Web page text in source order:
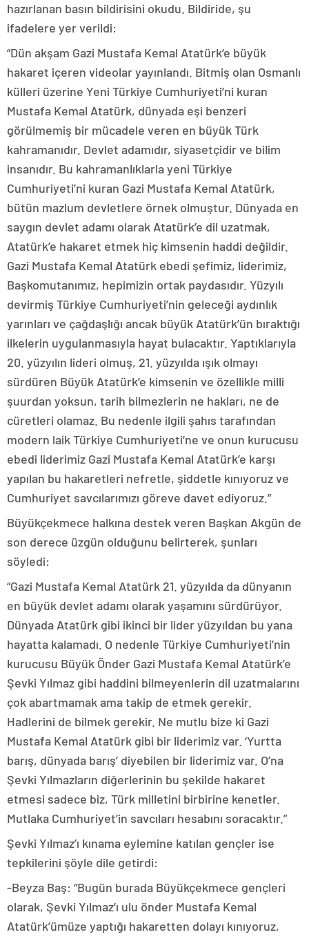
hazırlanan basın bildirisini okudu. Bildiride, şu
ifadelere yer verildi:
“Dün akşam Gazi Mustafa Kemal Atatürk’e büyük
hakaret içeren videolar yayınlandı. Bitmiş olan Osmanlı
külleri üzerine Yeni Türkiye Cumhuriyeti’ni kuran
Mustafa Kemal Atatürk, dünyada eşi benzeri
görülmemiş bir mücadele veren en büyük Türk
kahramanıdır. Devlet adamıdır, siyasetçidir ve bilim
insanıdır. Bu kahramanlıklarla yeni Türkiye
Cumhuriyeti’ni kuran Gazi Mustafa Kemal Atatürk,
bütün mazlum devletlere örnek olmuştur. Dünyada en
saygın devlet adamı olarak Atatürk’e dil uzatmak,
Atatürk’e hakaret etmek hiç kimsenin haddi değildir.
Gazi Mustafa Kemal Atatürk ebedi şefimiz, liderimiz,
Başkomutanımız, hepimizin ortak paydasıdır. Yüzyılı
devirmiş Türkiye Cumhuriyeti’nin geleceği aydınlık
yarınları ve çağdaşlığı ancak büyük Atatürk’ün bıraktığı
ilkelerin uygulanmasıyla hayat bulacaktır. Yaptıklarıyla
20. yüzyılın lideri olmuş, 21. yüzyılda ışık olmayı
sürdüren Büyük Atatürk’e kimsenin ve özellikle milli
şuurdan yoksun, tarih bilmezlerin ne hakları, ne de
cüretleri olamaz. Bu nedenle ilgili şahıs tarafından
modern laik Türkiye Cumhuriyeti’ne ve onun kurucusu
ebedi liderimiz Gazi Mustafa Kemal Atatürk’e karşı
yapılan bu hakaretleri nefretle, şiddetle kınıyoruz ve
Cumhuriyet savcılarımızı göreve davet ediyoruz.”
Büyükçekmece halkına destek veren Başkan Akgün de
son derece üzgün olduğunu belirterek, şunları
söyledi:
“Gazi Mustafa Kemal Atatürk 21. yüzyılda da dünyanın
en büyük devlet adamı olarak yaşamını sürdürüyor.
Dünyada Atatürk gibi ikinci bir lider yüzyıldan bu yana
hayatta kalamadı. O nedenle Türkiye Cumhuriyeti’nin
kurucusu Büyük Önder Gazi Mustafa Kemal Atatürk’e
Şevki Yılmaz gibi haddini bilmeyenlerin dil uzatmalarını
çok abartmamak ama takip de etmek gerekir.
Hadlerini de bilmek gerekir. Ne mutlu bize ki Gazi
Mustafa Kemal Atatürk gibi bir liderimiz var. ‘Yurtta
barış, dünyada barış’ diyebilen bir liderimiz var. O’na
Şevki Yılmazların diğerlerinin bu şekilde hakaret
etmesi sadece biz, Türk milletini birbirine kenetler.
Mutlaka Cumhuriyet’in savcıları hesabını soracaktır.”
Şevki Yılmaz’ı kınama eylemine katılan gençler ise
tepkilerini şöyle dile getirdi:
-Beyza Baş: “Bugün burada Büyükçekmece gençleri
olarak, Şevki Yılmaz’ı ulu önder Mustafa Kemal
Atatürk’ümüze yaptığı hakaretten dolayı kınıyoruz,